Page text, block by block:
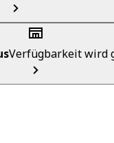
Verfügbarkeit wird